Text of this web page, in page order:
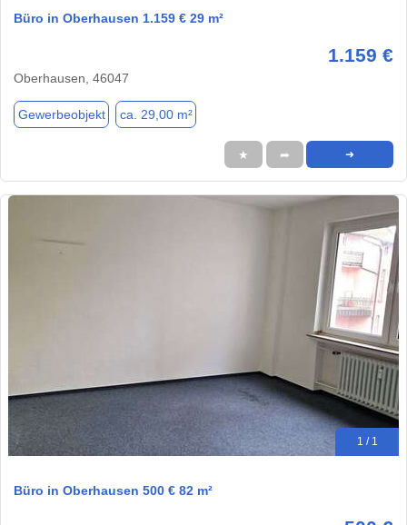
Büro in Oberhausen 1.159 € 29 m²
1.159 €
Oberhausen, 46047
Gewerbeobjekt ca. 29,00 m²
★ ➦ ➜
1 / 1
Büro in Oberhausen 500 € 82 m²